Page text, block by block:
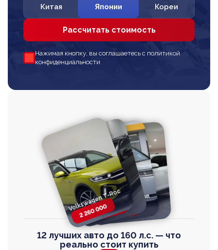
Китая Японии Кореи
Рассчитать стоимость
Нажимая кнопку, вы соглашаетесь с политикой
конфиденциальности
Volkswagen T-Roc
2 260 000
Toyota Harrier
2 820 000
Honda Step Wagon
2 820 000
Volkswagen
TAYRON
2 670 000
12 лучших авто до 160 л.с. — что
реально стоит купить